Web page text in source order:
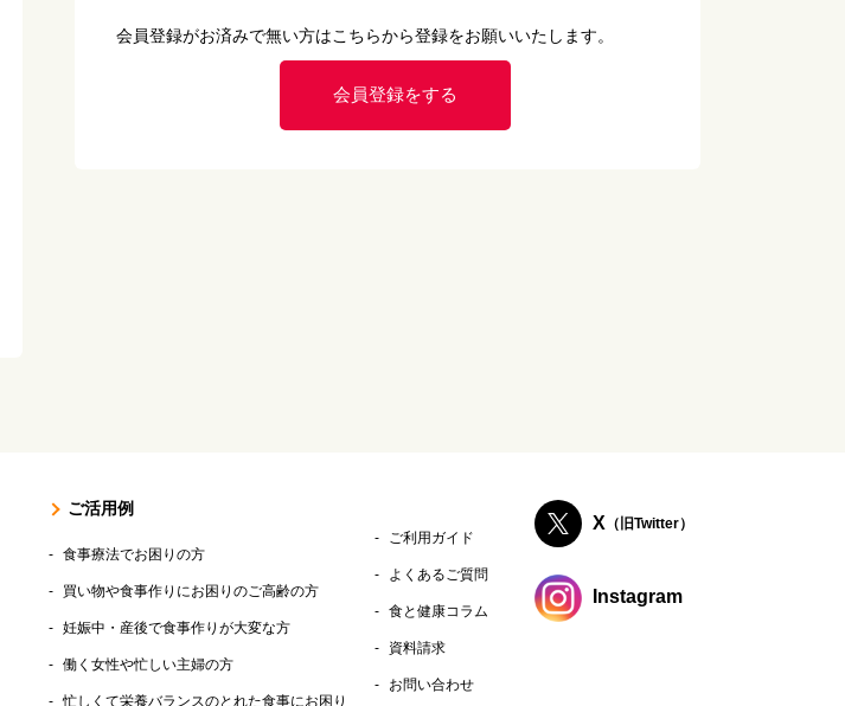
会員登録がお済みで無い方はこちらから登録をお願いいたします。
会員登録をする
ご活用例
食事療法でお困りの方
買い物や食事作りにお困りのご高齢の方
妊娠中・産後で食事作りが大変な方
働く女性や忙しい主婦の方
忙しくて栄養バランスのとれた食事にお困り
ご利用ガイド
よくあるご質問
食と健康コラム
資料請求
お問い合わせ
X （旧Twitter）
Instagram